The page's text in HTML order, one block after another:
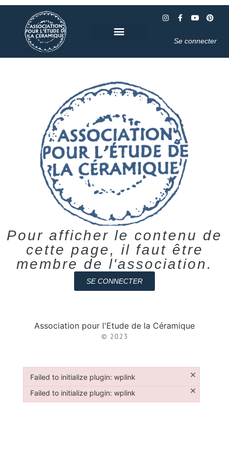
Se connecter
Pour afficher le contenu de
cette page, il faut être
membre de l'association.
SE CONNECTER
Association pour l'Etude de la Céramique
© 2023
Failed to initialize plugin: wplink ×
Failed to initialize plugin: wplink
Failed to initialize plugin: wplink ×